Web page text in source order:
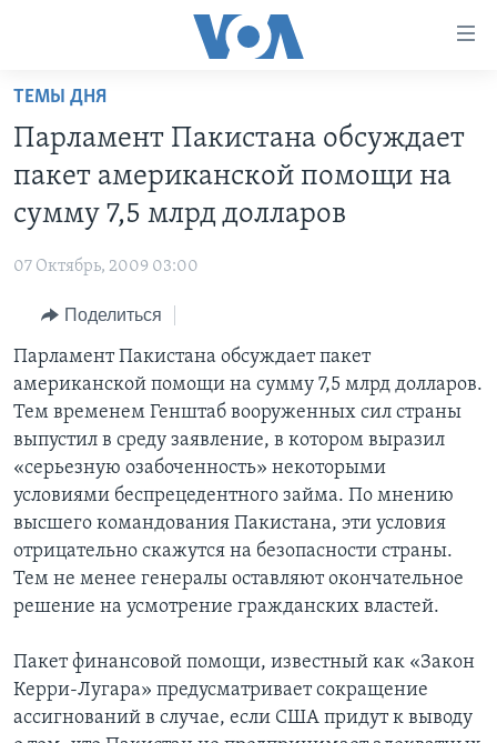
Перейти
основной
контент
основной
навигации
Перейти
поиск
ПРОГРАММЫ
ИТОГИ
ПОЧЕМУ ЭТО ВАЖНО?
ДИСКУССИЯ VOA
ДЕТАЛИ
НЬЮ-ЙОРК NEW YORK
АМЕРИКА. БОЛЬШОЕ ПУТЕШЕСТВИЕ
НАША АМЕРИКАНСКАЯ ИСТОРИЯ
А КАК В АМЕРИКЕ?
АРТЕФАКТЫ
АМЕРИКАНСКИЕ ГОРОДКИ
ТЕСТЫ
ИНТЕРВЬЮ
ФАКТЫ ПРОТИВ ФЕЙКОВ
ЗА СВОБОДУ ПРЕССЫ
УЧИМ АНГЛИЙСКИЙ
ВИДЕО
ПОДПИСКА НА НОВОСТИ
Языки
ТЕМЫ ДНЯ
Парламент Пакистана обсуждает
пакет американской помощи на
сумму 7,5 млрд долларов
07 Октябрь, 2009 03:00
Поделиться
Парламент Пакистана обсуждает пакет
американской помощи на сумму 7,5 млрд долларов.
Тем временем Генштаб вооруженных сил страны
выпустил в среду заявление, в котором выразил
«серьезную озабоченность» некоторыми
условиями беспрецедентного займа. По мнению
высшего командования Пакистана, эти условия
отрицательно скажутся на безопасности страны.
Тем не менее генералы оставляют окончательное
решение на усмотрение гражданских властей.
Пакет финансовой помощи, известный как «Закон
Керри-Лугара» предусматривает сокращение
ассигнований в случае, если США придут к выводу